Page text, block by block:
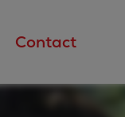
Contact